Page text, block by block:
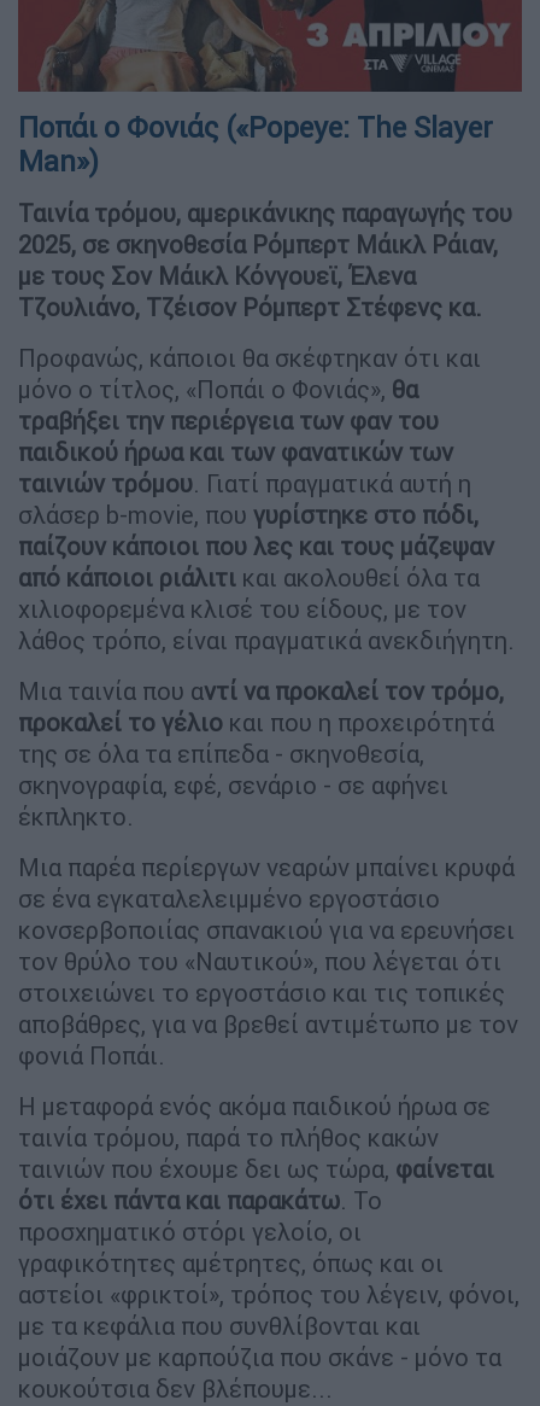
Ποπάι ο Φονιάς («Popeye: The Slayer
Man»)
Ταινία τρόμου, αμερικάνικης παραγωγής του
2025, σε σκηνοθεσία Ρόμπερτ Μάικλ Ράιαν,
με τους Σον Μάικλ Κόνγουεϊ, Έλενα
Τζουλιάνο, Τζέισον Ρόμπερτ Στέφενς κα.
Προφανώς, κάποιοι θα σκέφτηκαν ότι και
μόνο ο τίτλος, «Ποπάι ο Φονιάς», θα
τραβήξει την περιέργεια των φαν του
παιδικού ήρωα και των φανατικών των
ταινιών τρόμου. Γιατί πραγματικά αυτή η
σλάσερ b-movie, που γυρίστηκε στο πόδι,
παίζουν κάποιοι που λες και τους μάζεψαν
από κάποιοι ριάλιτι και ακολουθεί όλα τα
χιλιοφορεμένα κλισέ του είδους, με τον
λάθος τρόπο, είναι πραγματικά ανεκδιήγητη.
Μια ταινία που αντί να προκαλεί τον τρόμο,
προκαλεί το γέλιο και που η προχειρότητά
της σε όλα τα επίπεδα - σκηνοθεσία,
σκηνογραφία, εφέ, σενάριο - σε αφήνει
έκπληκτο.
Μια παρέα περίεργων νεαρών μπαίνει κρυφά
σε ένα εγκαταλελειμμένο εργοστάσιο
κονσερβοποιίας σπανακιού για να ερευνήσει
τον θρύλο του «Ναυτικού», που λέγεται ότι
στοιχειώνει το εργοστάσιο και τις τοπικές
αποβάθρες, για να βρεθεί αντιμέτωπο με τον
φονιά Ποπάι.
Η μεταφορά ενός ακόμα παιδικού ήρωα σε
ταινία τρόμου, παρά το πλήθος κακών
ταινιών που έχουμε δει ως τώρα, φαίνεται
ότι έχει πάντα και παρακάτω. Το
προσχηματικό στόρι γελοίο, οι
γραφικότητες αμέτρητες, όπως και οι
αστείοι «φρικτοί», τρόπος του λέγειν, φόνοι,
με τα κεφάλια που συνθλίβονται και
μοιάζουν με καρπούζια που σκάνε - μόνο τα
κουκούτσια δεν βλέπουμε...